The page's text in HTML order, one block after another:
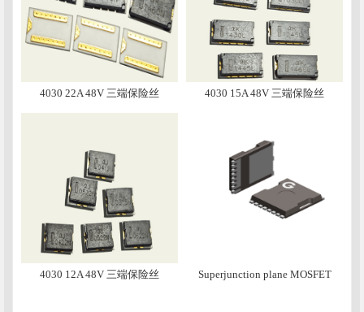
4030 22A 48V 三端保险丝 4030 15A 48V 三端保险丝
4030 12A 48V 三端保险丝 Superjunction plane MOSFET